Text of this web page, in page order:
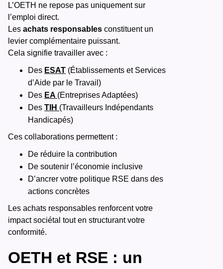
L’OETH ne repose pas uniquement sur
l’emploi direct.
Les achats responsables constituent un
levier complémentaire puissant.
Cela signifie travailler avec :
Des ESAT (Établissements et Services
d’Aide par le Travail)
Des EA (Entreprises Adaptées)
Des TIH (Travailleurs Indépendants
Handicapés)
Ces collaborations permettent :
De réduire la contribution
De soutenir l’économie inclusive
D’ancrer votre politique RSE dans des
actions concrètes
Les achats responsables renforcent votre
impact sociétal tout en structurant votre
conformité.
OETH et RSE : un